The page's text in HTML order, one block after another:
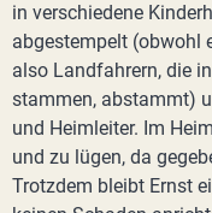
in verschiedene
abgestempelt (obwohl
also Landfahrern, die
stammen, abstammt)
und Heimleiter. Im
und zu lügen, da
Trotzdem bleibt Ernst